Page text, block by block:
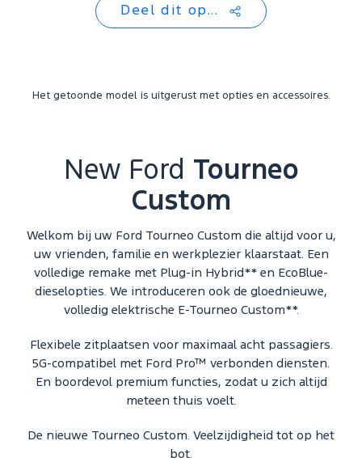
Deel dit op...
Het getoonde model is uitgerust met opties en accessoires.
New Ford Tourneo
Custom
Welkom bij uw Ford Tourneo Custom die altijd voor u,
uw vrienden, familie en werkplezier klaarstaat. Een
volledige remake met Plug-in Hybrid** en EcoBlue-
dieselopties. We introduceren ook de gloednieuwe,
volledig elektrische E-Tourneo Custom**.
Flexibele zitplaatsen voor maximaal acht passagiers.
5G-compatibel met Ford Pro™ verbonden diensten.
En boordevol premium functies, zodat u zich altijd
meteen thuis voelt.
De nieuwe Tourneo Custom. Veelzijdigheid tot op het
bot.